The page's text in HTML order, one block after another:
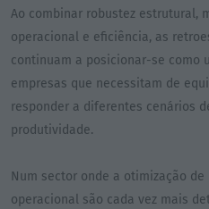
Ao combinar robustez estrutural,
operacional e eficiência, as
continuam a posicionar-se como
empresas que necessitam de
responder a diferentes cenários
produtividade.
Num sector onde a otimização
operacional são cada vez mais